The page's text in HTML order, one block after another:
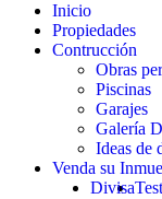
Inicio
Propiedades
Contrucción
Obras
Piscinas
Garajes
Galería
Ideas de
Venda su
Divisa